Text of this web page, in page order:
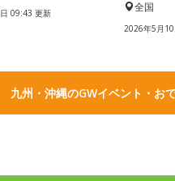
09:43 更新 全国
2026年5月
九州・沖縄のGWイベント・お